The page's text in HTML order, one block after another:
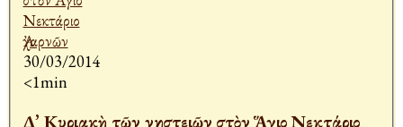
30/03/2014
<1min
Δ’ Κυριακὴ τῶν νηστειῶν στὸν Ἅγιο Νεκτάριο